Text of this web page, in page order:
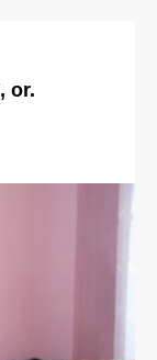
or.